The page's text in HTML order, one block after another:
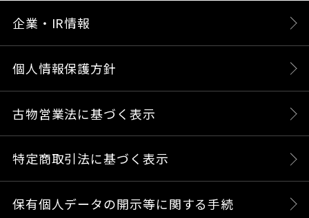
企業・IR情報
個人情報保護方針
古物営業法に基づく表示
特定商取引法に基づく表示
保有個人データの開示等に関する手続